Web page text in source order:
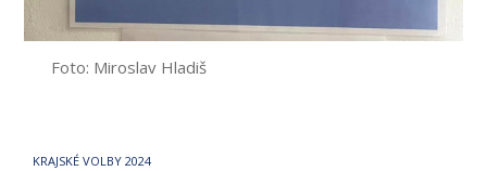
Foto: Miroslav Hladiš
KRAJSKÉ VOLBY 2024